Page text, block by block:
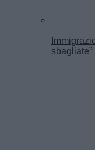
sbagliate”